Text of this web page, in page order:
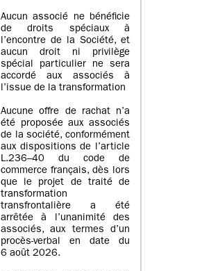
Aucun associé ne bénéficie
de droits spéciaux à
l’encontre de la Société, et
aucun droit ni privilège
spécial particulier ne sera
accordé aux associés à
l’issue de la transformation
Aucune offre de rachat n’a
été proposée aux associés
de la société, conformément
aux dispositions de l’article
L.236–40 du code de
commerce français, dès lors
que le projet de traité de
transformation
transfrontalière a été
arrêtée à l’unanimité des
associés, aux termes d’un
procès-verbal en date du
6 août 2026.